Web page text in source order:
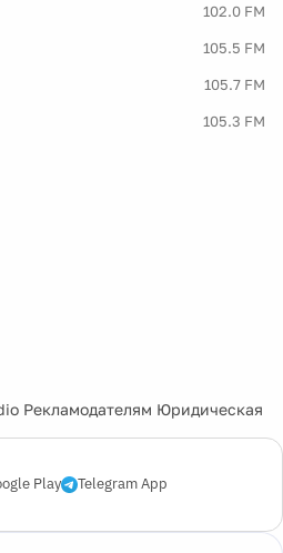
102.0 FM
105.5 FM
105.7 FM
105.3 FM
Рекламодателям Юридическая
Play Telegram App